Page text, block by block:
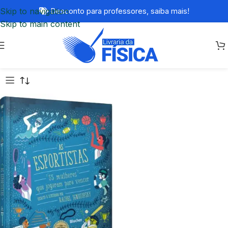
Skip to navigation
Skip to main content
Desconto para professores, saiba mais!